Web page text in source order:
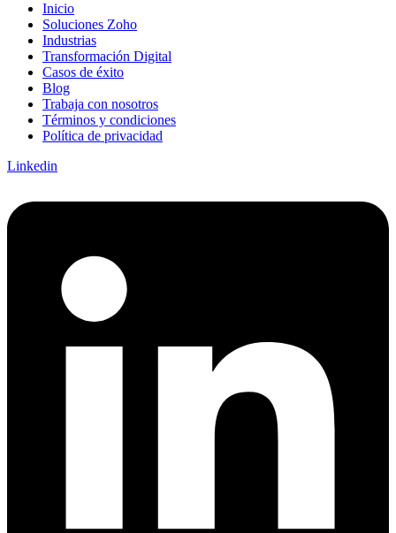
Inicio
Soluciones Zoho
Industrias
Transformación Digital
Casos de éxito
Blog
Trabaja con nosotros
Términos y condiciones
Política de privacidad
Linkedin